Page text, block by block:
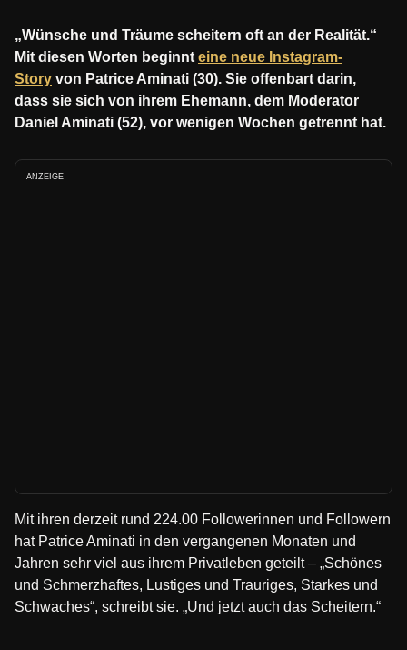
„Wünsche und Träume scheitern oft an der Realität.“
Mit diesen Worten beginnt eine neue Instagram-
Story von Patrice Aminati (30). Sie offenbart darin,
dass sie sich von ihrem Ehemann, dem Moderator
Daniel Aminati (52), vor wenigen Wochen getrennt hat.
ANZEIGE
Mit ihren derzeit rund 224.00 Followerinnen und Followern
hat Patrice Aminati in den vergangenen Monaten und
Jahren sehr viel aus ihrem Privatleben geteilt – „Schönes
und Schmerzhaftes, Lustiges und Trauriges, Starkes und
Schwaches“, schreibt sie. „Und jetzt auch das Scheitern.“